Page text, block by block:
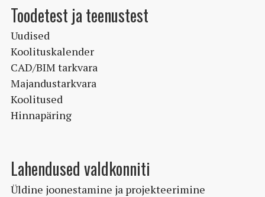
Toodetest ja teenustest
Uudised
Koolituskalender
CAD/BIM tarkvara
Majandustarkvara
Koolitused
Hinnapäring
Lahendused valdkonniti
Üldine joonestamine ja projekteerimine